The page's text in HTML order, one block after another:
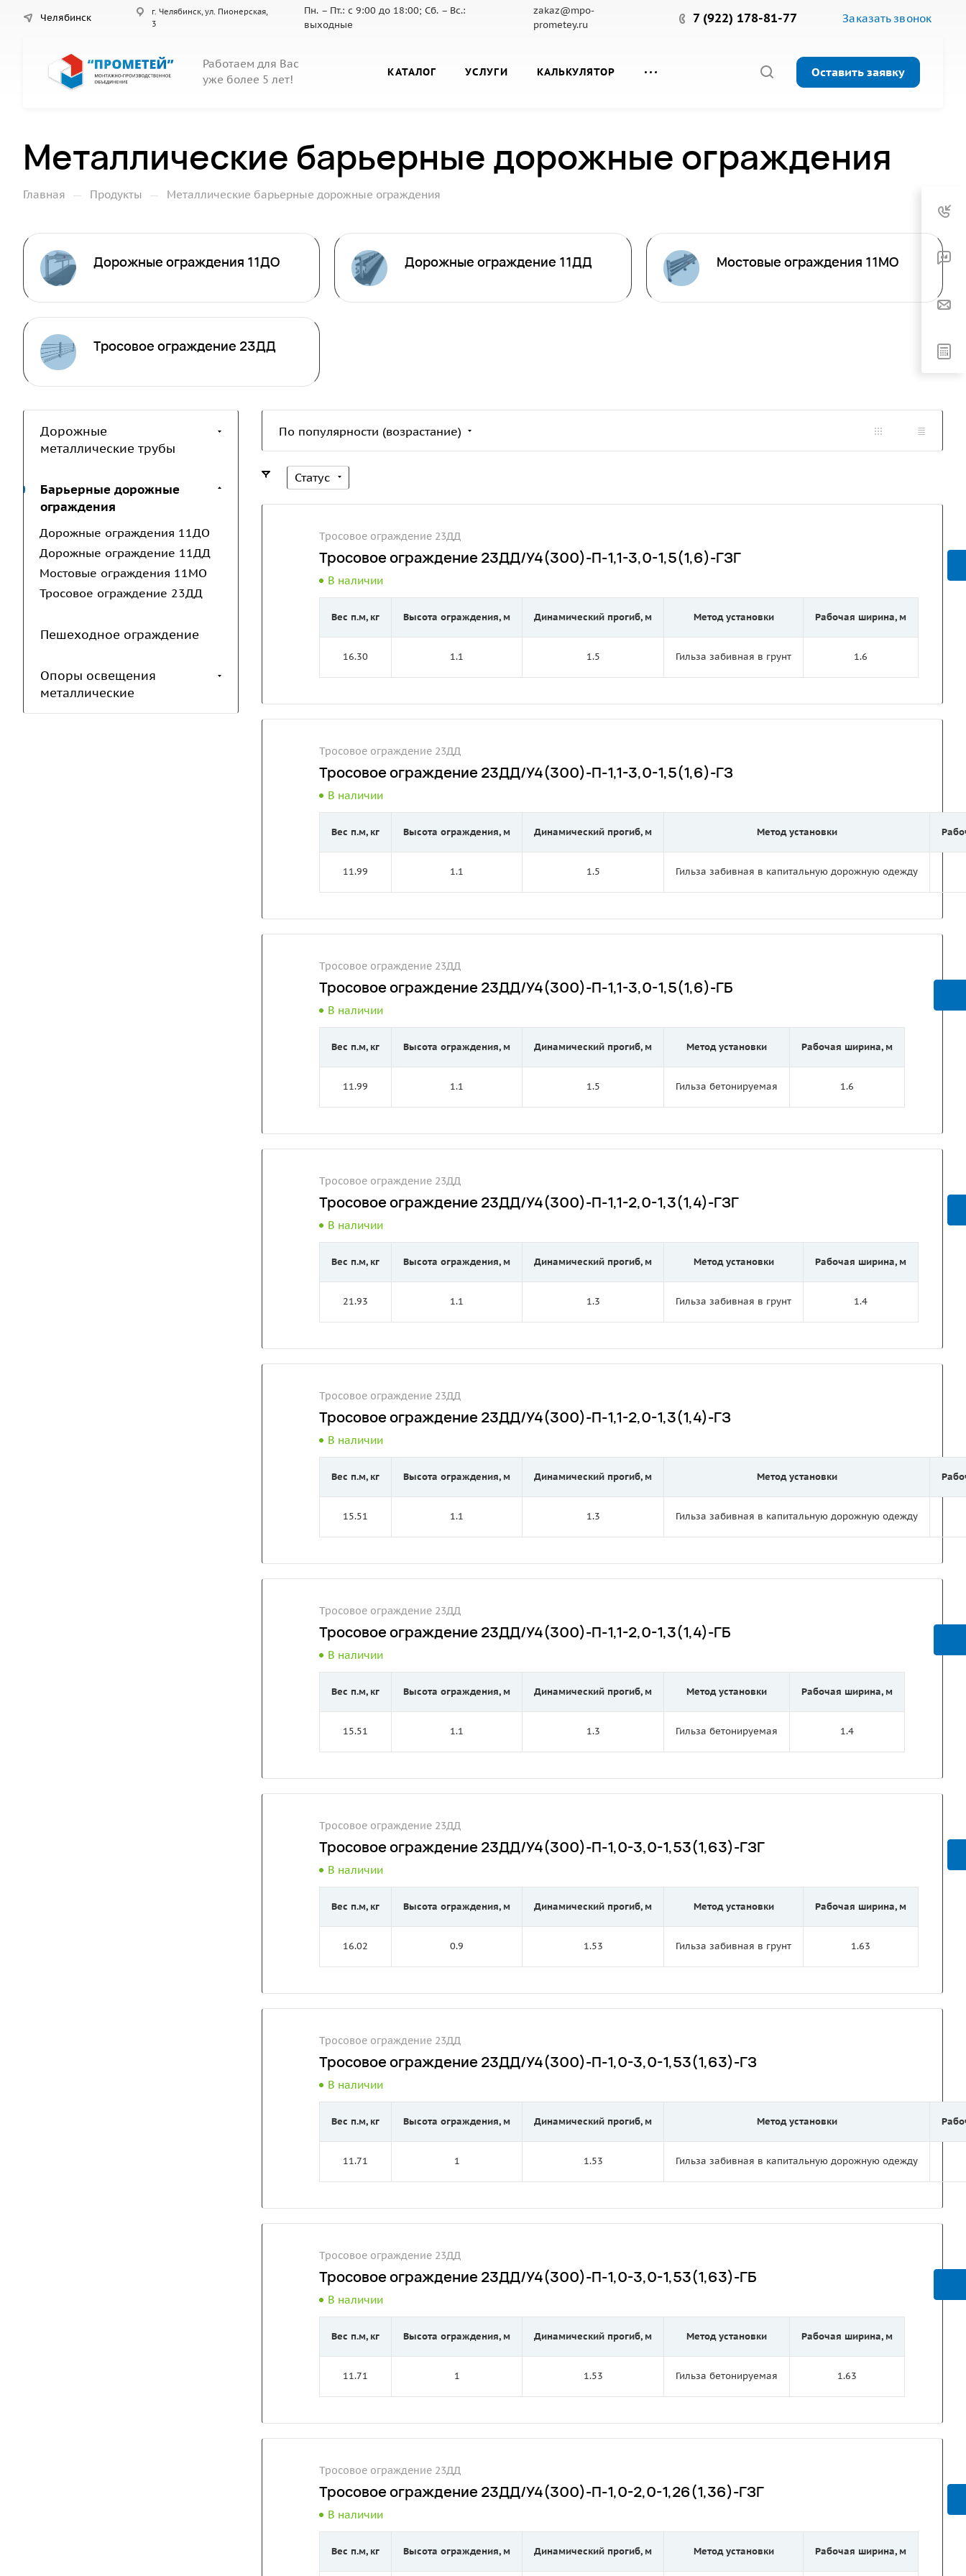
Челябинск
г. Челябинск, ул. Пионерская,
3
Пн. – Пт.: с 9:00 до 18:00; Сб. – Вс.:
выходные
zakaz@mpo-
prometey.ru
7 (922) 178-81-77 Заказать звонок
Работаем для Вас
уже более 5 лет!
КАТАЛОГ УСЛУГИ КАЛЬКУЛЯТОР Оставить заявку
Металлические барьерные дорожные ограждения
Главная — Продукты — Металлические барьерные дорожные ограждения
Дорожные ограждения 11ДО Дорожные ограждение 11ДД Мостовые ограждения 11МО
Тросовое ограждение 23ДД
По популярности (возрастание)
Статус
Тросовое ограждение 23ДД
Тросовое ограждение 23ДД/У4(300)-П-1,1-3,0-1,5(1,6)-ГЗГ
В наличии
Вес п.м, кг
16.30
Высота ограждения, м
1.1
Динамический прогиб, м
1.5
Метод установки
Гильза забивная в грунт
Рабочая ширина, м
1.6
Тросовое ограждение 23ДД
Тросовое ограждение 23ДД/У4(300)-П-1,1-3,0-1,5(1,6)-ГЗ
В наличии
Вес п.м, кг
11.99
Высота ограждения, м
1.1
Динамический прогиб, м
1.5
Метод установки
Гильза забивная в капитальную дорожную одежду
Тросовое ограждение 23ДД
Тросовое ограждение 23ДД/У4(300)-П-1,1-3,0-1,5(1,6)-ГБ
В наличии
Вес п.м, кг
11.99
Высота ограждения, м
1.1
Динамический прогиб, м
1.5
Метод установки
Гильза бетонируемая
Рабочая ширина, м
1.6
Тросовое ограждение 23ДД
Тросовое ограждение 23ДД/У4(300)-П-1,1-2,0-1,3(1,4)-ГЗГ
В наличии
Вес п.м, кг
21.93
Высота ограждения, м
1.1
Динамический прогиб, м
1.3
Метод установки
Гильза забивная в грунт
Рабочая ширина, м
1.4
Тросовое ограждение 23ДД
Тросовое ограждение 23ДД/У4(300)-П-1,1-2,0-1,3(1,4)-ГЗ
В наличии
Вес п.м, кг
15.51
Высота ограждения, м
1.1
Динамический прогиб, м
1.3
Метод установки
Гильза забивная в капитальную дорожную одежду
Тросовое ограждение 23ДД
Тросовое ограждение 23ДД/У4(300)-П-1,1-2,0-1,3(1,4)-ГБ
В наличии
Вес п.м, кг
15.51
Высота ограждения, м
1.1
Динамический прогиб, м
1.3
Метод установки
Гильза бетонируемая
Рабочая ширина, м
1.4
Тросовое ограждение 23ДД
Тросовое ограждение 23ДД/У4(300)-П-1,0-3,0-1,53(1,63)-ГЗГ
В наличии
Вес п.м, кг
16.02
Высота ограждения, м
0.9
Динамический прогиб, м
1.53
Метод установки
Гильза забивная в грунт
Рабочая ширина, м
1.63
Тросовое ограждение 23ДД
Тросовое ограждение 23ДД/У4(300)-П-1,0-3,0-1,53(1,63)-ГЗ
В наличии
Вес п.м, кг
11.71
Высота ограждения, м
1
Динамический прогиб, м
1.53
Метод установки
Гильза забивная в капитальную дорожную одежду
Тросовое ограждение 23ДД
Тросовое ограждение 23ДД/У4(300)-П-1,0-3,0-1,53(1,63)-ГБ
В наличии
Вес п.м, кг
11.71
Высота ограждения, м
1
Динамический прогиб, м
1.53
Метод установки
Гильза бетонируемая
Рабочая ширина, м
1.63
Тросовое ограждение 23ДД
Тросовое ограждение 23ДД/У4(300)-П-1,0-2,0-1,26(1,36)-ГЗГ
В наличии
Вес п.м, кг Высота ограждения, м Динамический прогиб, м Метод установки Рабочая ширина, м
Дорожные
металлические трубы
Барьерные дорожные
ограждения
Дорожные ограждения 11ДО
Дорожные ограждение 11ДД
Мостовые ограждения 11МО
Тросовое ограждение 23ДД
Пешеходное ограждение
Опоры освещения
металлические